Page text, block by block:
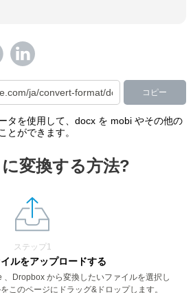
コピー
タを使用して、docx を mobi やその他の
とができます。
変換する方法?
ステップ1
ルをアップロードする
Dropbox から変換したいファイルを選択し
このページにドラッグ&ドロップします。